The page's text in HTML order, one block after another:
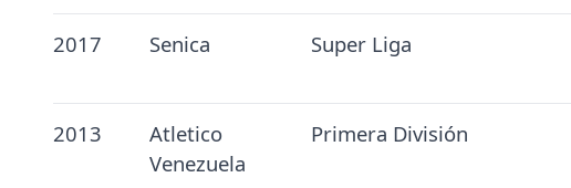
2017 Senica Super Liga
2013
Atletico
Venezuela
Primera División